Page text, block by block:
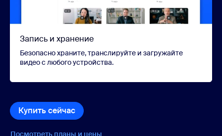
Запись и хранение
Безопасно храните, транслируйте и загружайте
видео с любого устройства.
Купить сейчас
Купить сейчас
Посмотреть планы и цены
Посмотреть планы и цены